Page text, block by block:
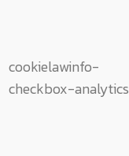
cookielawinfo-
checkbox-analytics